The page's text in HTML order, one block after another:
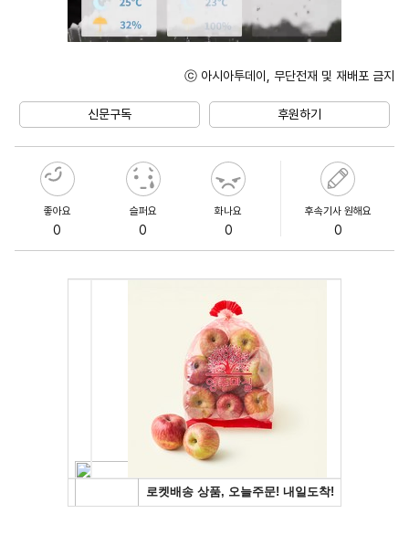
ⓒ 아시아투데이, 무단전재 및 재배포 금지
신문구독 후원하기
좋아요
0
슬퍼요
0
화나요
0
후속기사 원해요
0